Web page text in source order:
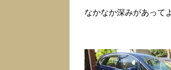
なかなか深みがあって